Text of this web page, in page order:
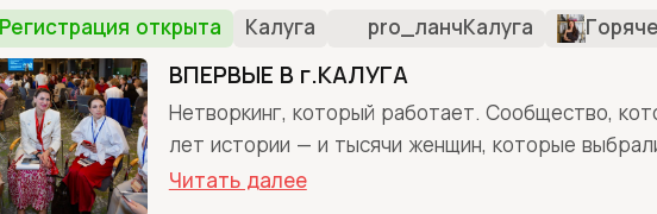
Регистрация открыта Калуга pro_ланчКалуга
ВПЕРВЫЕ В г.КАЛУГА
Нетворкинг, который работает. Сообщество,
лет истории — и тысячи женщин, которые
Читать далее